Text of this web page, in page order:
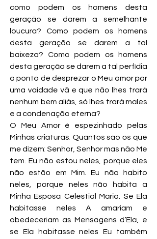
como podem os homens desta
geração se darem a semelhante
loucura? Como podem os homens
desta geração se darem a tal
baixeza? Como podem os homens
desta geração se darem a tal perfídia
a ponto de desprezar o Meu amor por
uma vaidade vã e que não lhes trará
nenhum bem aliás, só lhes trará males
e a condenação eterna?
O Meu Amor é espezinhado pelas
Minhas criaturas. Quantos são os que
me dizem: Senhor, Senhor mas não Me
tem. Eu não estou neles, porque eles
não estão em Mim. Eu não habito
neles, porque neles não habita a
Minha Esposa Celestial Maria. Se Ela
habitasse neles A amariam e
obedeceriam as Mensagens d’Ela, e
se Ela habitasse neles Eu também